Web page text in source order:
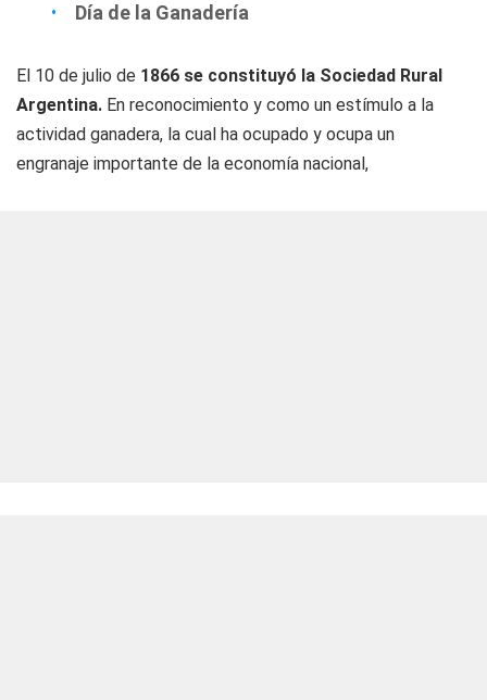
Día de la Ganadería
El 10 de julio de 1866 se constituyó la Sociedad Rural
Argentina. En reconocimiento y como un estímulo a la
actividad ganadera, la cual ha ocupado y ocupa un
engranaje importante de la economía nacional,